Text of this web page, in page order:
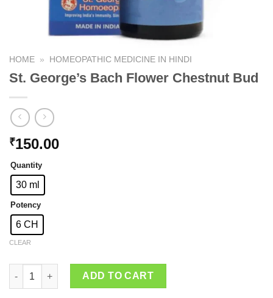
HOME » HOMEOPATHIC MEDICINE IN HINDI
St. George’s Bach Flower Chestnut Bud
₹150.00
Quantity
30 ml
Potency
6 CH
CLEAR
St. George's Bach Flower Chestnut Bud quantity
ADD TO CART